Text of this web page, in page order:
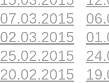
07.03.2015
02.03.2015
25.02.2015
20.02.2015